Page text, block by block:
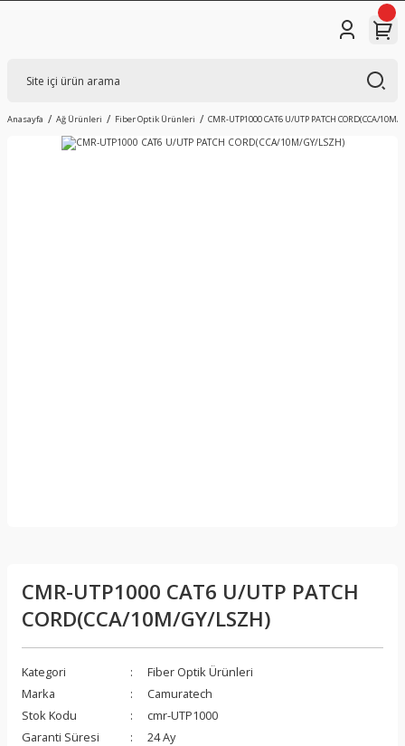
Anasayfa Ağ Ürünleri Fiber Optik Ürünleri CMR-UTP1000 CAT6 U/UTP PATCH CORD(CCA/10M/
CMR-UTP1000 CAT6 U/UTP PATCH
CORD(CCA/10M/GY/LSZH)
Kategori
Fiber Optik Ürünleri
Marka
Camuratech
Stok Kodu
cmr-UTP1000
Garanti Süresi
24 Ay